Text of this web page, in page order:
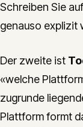
Schreiben Sie
genauso explizit
Der zweite ist
«welche
zugrunde
Plattform formt